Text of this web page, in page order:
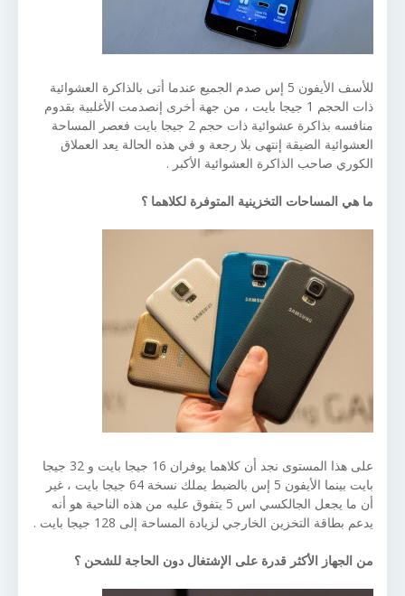
للأسف الأيفون 5 إس صدم الجميع عندما أتى بالذاكرة العشوائية
ذات الحجم 1 جيجا بايت ، من جهة أخرى إنصدمت الأغلبية بقدوم
منافسه بذاكرة عشوائية ذات حجم 2 جيجا بايت فعصر المساحة
العشوائية الضيقة إنتهى بلا رجعة و في هذه الحالة يعد العملاق
الكوري صاحب الذاكرة العشوائية الأكبر .
ما هي المساحات التخزينية المتوفرة لكلاهما ؟
على هذا المستوى نجد أن كلاهما يوفران 16 جيجا بايت و 32 جيجا
بايت بينما الأيفون 5 إس بالضبط يملك نسخة 64 جيجا بايت ، غير
أن ما يجعل الجالكسي اس 5 يتفوق عليه من هذه الناحية هو أنه
يدعم بطاقة التخزين الخارجي لزيادة المساحة إلى 128 جيجا بايت .
من الجهاز الأكثر قدرة على الإشتغال دون الحاجة للشحن ؟